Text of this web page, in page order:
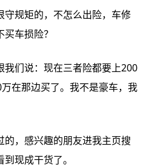
守规矩的，不怎么出险，车修
车损险？
我们说：现在三者险都要上200
在那边买了。我不是豪车，我
的，感兴趣的朋友进我主页搜
现成干货了。